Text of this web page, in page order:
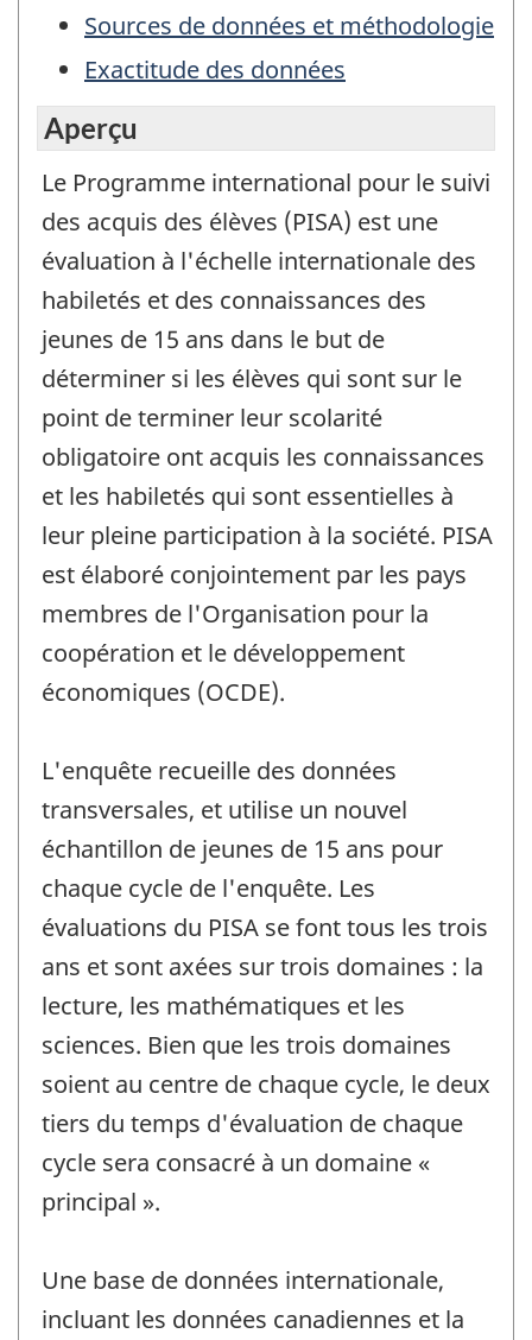
Sources de données et méthodologie
Exactitude des données
Aperçu
Le Programme international pour le suivi
des acquis des élèves (PISA) est une
évaluation à l'échelle internationale des
habiletés et des connaissances des
jeunes de 15 ans dans le but de
déterminer si les élèves qui sont sur le
point de terminer leur scolarité
obligatoire ont acquis les connaissances
et les habiletés qui sont essentielles à
leur pleine participation à la société. PISA
est élaboré conjointement par les pays
membres de l'Organisation pour la
coopération et le développement
économiques (OCDE).
L'enquête recueille des données
transversales, et utilise un nouvel
échantillon de jeunes de 15 ans pour
chaque cycle de l'enquête. Les
évaluations du PISA se font tous les trois
ans et sont axées sur trois domaines : la
lecture, les mathématiques et les
sciences. Bien que les trois domaines
soient au centre de chaque cycle, le deux
tiers du temps d'évaluation de chaque
cycle sera consacré à un domaine «
principal ».
Une base de données internationale,
incluant les données canadiennes et la